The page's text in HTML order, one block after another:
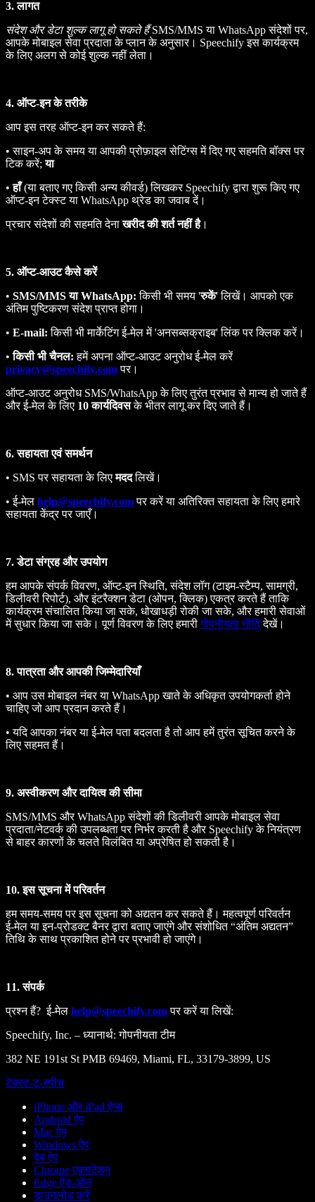
3. लागत
संदेश और डेटा शुल्क लागू हो सकते हैंSMS/MMS या WhatsApp संदेशों पर,
आपके मोबाइल सेवा प्रदाता के प्लान के अनुसार। Speechify इस कार्यक्रम
के लिए अलग से कोई शुल्क नहीं लेता।
4. ऑप्ट‑इन के तरीके
आप इस तरह ऑप्ट‑इन कर सकते हैं:
• साइन‑अप के समय या आपकी प्रोफ़ाइल सेटिंग्स में दिए गए सहमति बॉक्स पर
टिक करें;या
•हाँ(या बताए गए किसी अन्य कीवर्ड) लिखकर Speechify द्वारा शुरू किए गए
ऑप्ट‑इन टेक्स्ट या WhatsApp थ्रेड का जवाब दें।
प्रचार संदेशों की सहमति देनाखरीद की शर्त नहीं है।
5. ऑप्ट‑आउट कैसे करें
• SMS/MMS या WhatsApp: किसी भी समय 'रुकें' लिखें। आपको एक
अंतिम पुष्टिकरण संदेश प्राप्त होगा।
• E-mail: किसी भी मार्केटिंग ई‑मेल में 'अनसब्सक्राइब' लिंक पर क्लिक करें।
•किसी भी चैनल: हमें अपना ऑप्ट‑आउट अनुरोध ई‑मेल करें
privacy@speechify.comपर।
ऑप्ट‑आउट अनुरोध SMS/WhatsApp के लिए तुरंत प्रभाव से मान्य हो जाते हैं
और ई‑मेल के लिए 10 कार्यदिवसके भीतर लागू कर दिए जाते हैं।
6. सहायता एवं समर्थन
• SMS पर सहायता के लिएमददलिखें।
• ई‑मेल help@speechify.comपर करें या अतिरिक्त सहायता के लिए हमारे
सहायता केंद्र पर जाएँ।
7. डेटा संग्रह और उपयोग
हम आपके संपर्क विवरण, ऑप्ट‑इन स्थिति, संदेश लॉग (टाइम‑स्टैम्प, सामग्री,
डिलीवरी रिपोर्ट), और इंटरैक्शन डेटा (ओपन, क्लिक) एकत्र करते हैं ताकि
कार्यक्रम संचालित किया जा सके, धोखाधड़ी रोकी जा सके, और हमारी सेवाओं
में सुधार किया जा सके। पूर्ण विवरण के लिए हमारीगोपनीयता नीतिदेखें।
8. पात्रता और आपकी जिम्मेदारियाँ
• आप उस मोबाइल नंबर या WhatsApp खाते के अधिकृत उपयोगकर्ता होने
चाहिए जो आप प्रदान करते हैं।
• यदि आपका नंबर या ई‑मेल पता बदलता है तो आप हमें तुरंत सूचित करने के
लिए सहमत हैं।
9. अस्वीकरण और दायित्व की सीमा
SMS/MMS और WhatsApp संदेशों की डिलीवरी आपके मोबाइल सेवा
प्रदाता/नेटवर्क की उपलब्धता पर निर्भर करती है और Speechify के नियंत्रण
से बाहर कारणों के चलते विलंबित या अप्रेषित हो सकती है।
10. इस सूचना में परिवर्तन
हम समय‑समय पर इस सूचना को अद्यतन कर सकते हैं। महत्वपूर्ण परिवर्तन
ई‑मेल या इन‑प्रोडक्ट बैनर द्वारा बताए जाएंगे और संशोधित “अंतिम अद्यतन”
तिथि के साथ प्रकाशित होने पर प्रभावी हो जाएंगे।
11. संपर्क
प्रश्न हैं? ई‑मेल help@speechify.comपर करें या लिखें:
Speechify, Inc. – ध्यानार्थ: गोपनीयता टीम
382 NE 191st St PMB 69469, Miami, FL, 33179-3899, US
टेक्स्ट-टू-स्पीच
iPhone और iPad ऐप्स
Android ऐप
Mac ऐप
Windows ऐप
वेब ऐप
Chrome एक्सटेंशन
Edge ऐड-ऑन
डाउनलोड करें